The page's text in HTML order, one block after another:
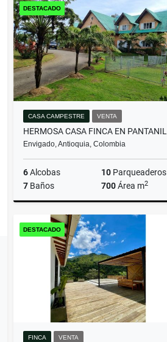
DESTACADO
CASA CAMPESTRE VENTA
Envigado, Antioquia, Colombia
6Alcobas 10 Parqueaderos
7 Baños 700Área m2
$4.500.000.000
DESTACADO
FINCA VENTA